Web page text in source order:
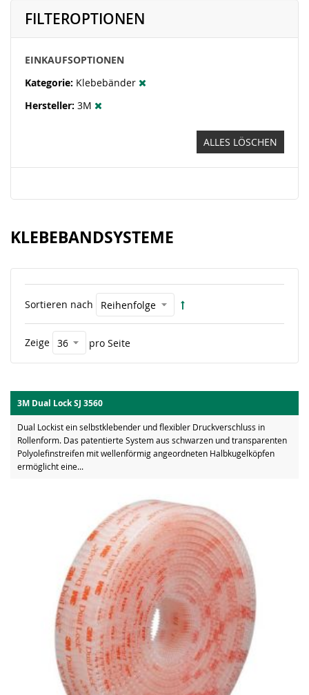
KLEBEBANDSYSTEME
Sortieren nach
Zeige pro Seite
3M Dual Lock SJ 3560
Dual Lockist ein selbstklebender und flexibler Druckverschluss in
Rollenform. Das patentierte System aus schwarzen und transparenten
Polyolefinstreifen mit wellenförmig angeordneten Halbkugelköpfen
ermöglicht eine...
FILTEROPTIONEN
EINKAUFSOPTIONEN
Kategorie Klebebänder
Hersteller 3M
ALLES LÖSCHEN